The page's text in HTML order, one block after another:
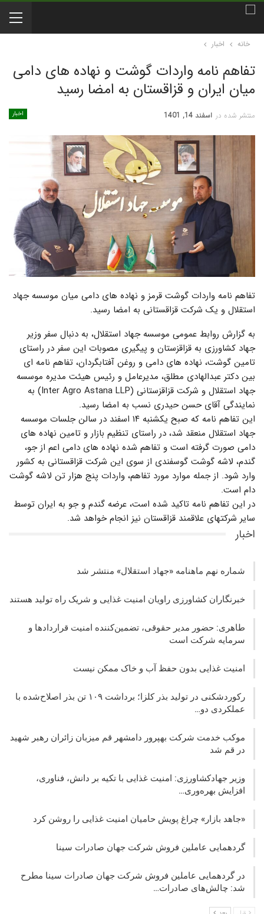
خانه اخبار
تفاهم نامه واردات گوشت و نهاده های دامی
میان ایران و قزاقستان به امضا رسید
اخبار منتشر شده در اسفند 14, 1401
تفاهم نامه واردات گوشت قرمز و نهاده های دامی میان موسسه جهاد
استقلال و یک شرکت قزاقستانی به امضا رسید.
به گزارش روابط عمومی موسسه جهاد استقلال، به دنبال سفر وزیر
جهاد کشاورزی به قزاقزستان و پیگیری مصوبات این سفر در راستای
تامین گوشت، نهاده های دامی و روغن آفتابگردان، تفاهم نامه ای
بین دکتر عبدالهادی مطلق، مدیرعامل و رئیس هیئت مدیره موسسه
جهاد استقلال و شرکت قزاقزستانی (Inter Agro Astana LLP) به
نمایندگی آقای حسن حیدری نسب به امضا رسید.
این تفاهم نامه که صبح یکشنبه ۱۴ اسفند در سالن جلسات موسسه
جهاد استقلال منعقد شد، در راستای تنظیم بازار و تامین نهاده های
دامی صورت گرفته است و تفاهم شده نهاده های دامی اعم از جو،
گندم، لاشه گوشت گوسفندی از سوی این شرکت قزاقستانی به کشور
وارد شود. از جمله موارد مورد تفاهم، واردات پنج هزار تن لاشه گوشت
دام است.
در این تفاهم نامه تاکید شده است، عرضه گندم و جو به ایران توسط
سایر شرکتهای علاقمند قزاقستان نیز انجام خواهد شد.
اخبار
شماره نهم ماهنامه «جهاد استقلال» منتشر شد
خبرنگاران کشاورزی راویان امنیت غذایی و شریک راه تولید هستند
طاهری: حضور مدیر حقوقی، تضمین‌کننده امنیت قراردادها و
سرمایه شرکت‌ است
امنیت غذایی بدون حفظ آب و خاک ممکن نیست
رکوردشکنی در تولید بذر کلزا؛ برداشت ۱۰۹ تن بذر اصلاح‌شده با
عملکردی دو…
موکب خدمت شرکت بهپرور دامشهر قم میزبان زائران رهبر شهید
در قم شد
وزیر جهادکشاورزی: امنیت غذایی با تکیه بر دانش، فناوری،
افزایش بهره‌وری…
«جاهد بازار» چراغ پویش حامیان امنیت غذایی را روشن کرد
گردهمایی عاملین فروش شرکت جهان صادرات سینا
در گردهمایی عاملین فروش شرکت جهان صادرات سینا مطرح
شد: چالش‌های صادرات…